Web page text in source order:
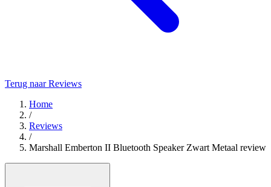
Terug naar Reviews
Home
/
Reviews
/
Marshall Emberton II Bluetooth Speaker Zwart Metaal review